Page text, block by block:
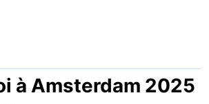
à Amsterdam 2025